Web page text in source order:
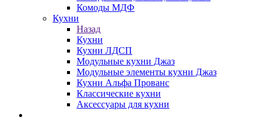
Комоды МДФ
Кухни
Назад
Кухни
Кухни ЛДСП
Модульные кухни Джаз
Модульные элементы кухни Джаз
Кухни Альфа Прованс
Классические кухни
Аксессуары для кухни